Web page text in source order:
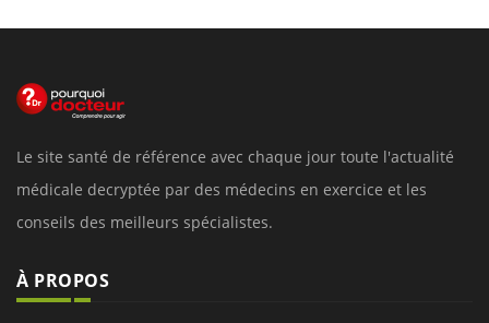
Le site santé de référence avec chaque jour toute l'actualité
médicale decryptée par des médecins en exercice et les
conseils des meilleurs spécialistes.
À PROPOS